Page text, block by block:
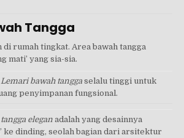
Tangga
di rumah tingkat. Area bawah tangga
mati’ yang sia-sia.
bawah tangga selalu tinggi untuk
penyimpanan fungsional.
elegan adalah yang desainnya
ke dinding, seolah bagian dari arsitektur